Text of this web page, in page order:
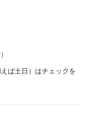
ば土日）はチェックを